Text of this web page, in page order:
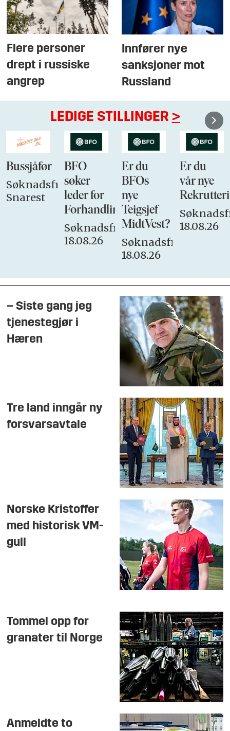
Flere personer
drept i russiske
angrep
Innfører nye
sanksjoner mot
Russland
LEDIGE STILLINGER >
Bussjåfør
Søknadsfrist:
Snarest
BFO
søker
leder for
Forhandlingsutvalget
Søknadsfrist:
18.08.26
Er du
BFOs
nye
Teigsjef
MidtVest?
Søknadsfrist:
18.08.26
Er du
vår nye
18.08.26
– Siste gang jeg
tjenestegjør i
Hæren
Tre land inngår ny
forsvarsavtale
Norske Kristoffer
med historisk VM-
gull
Tommel opp for
granater til Norge
Anmeldte to